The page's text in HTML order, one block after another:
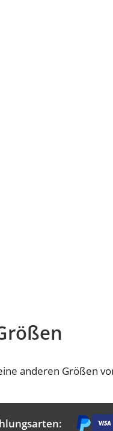
anderen Größen